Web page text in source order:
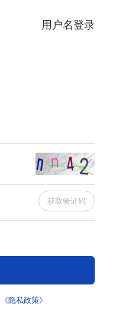
用户名登录
获取验证码
《隐私政策》